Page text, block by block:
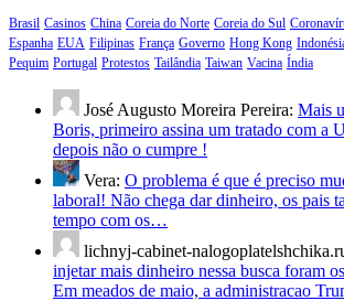
Brasil Casinos China Coreia do Norte Coreia do Sul
Espanha EUA Filipinas França Governo Hong Kong
Pequim Portugal Protestos Tailândia Taiwan Vacina Índia
José Augusto Moreira Pereira: Mais
Boris, primeiro assina um tratado com a
depois não o cumpre !
Vera: O problema é que é preciso
laboral! Não chega dar dinheiro, os pais
tempo com os…
lichnyj-cabinet-
injetar mais dinheiro nessa busca foram
Em meados de maio, a administracao